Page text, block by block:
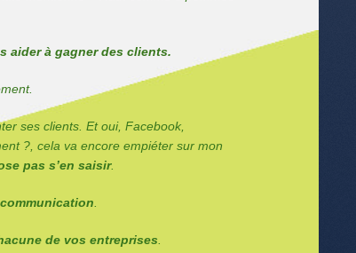
aider à gagner des clients.
ses clients. Et oui, Facebook,
?, cela va encore empiéter sur mon
pas s’en saisir.
de vos entreprises